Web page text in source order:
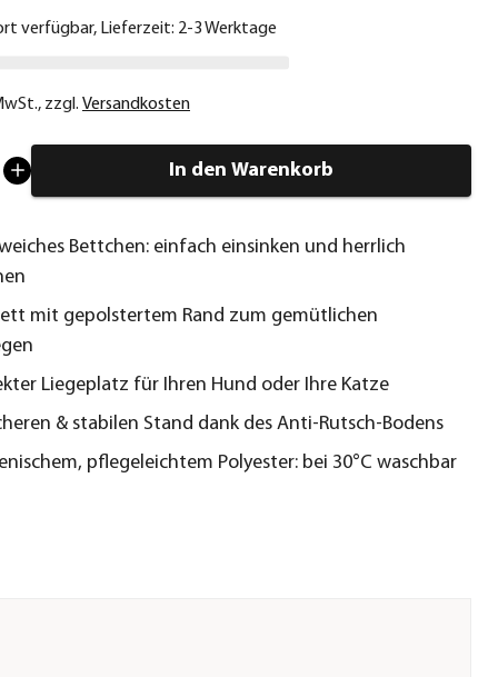
verfügbar, Lieferzeit: 2-3 Werktage
, zzgl. Versandkosten
In den Warenkorb
Bettchen: einfach einsinken und herrlich
mit gepolstertem Rand zum gemütlichen
Liegeplatz für Ihren Hund oder Ihre Katze
& stabilen Stand dank des Anti-Rutsch-Bodens
pflegeleichtem Polyester: bei 30°C waschbar